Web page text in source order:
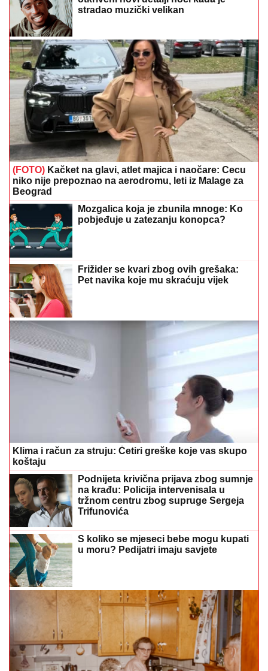
stradao muzički velikan
(FOTO) Kačket na glavi, atlet majica i naočare: Cecu
niko nije prepoznao na aerodromu, leti iz Malage za
Beograd
Mozgalica koja je zbunila mnoge: Ko
pobjeđuje u zatezanju konopca?
Frižider se kvari zbog ovih grešaka:
Pet navika koje mu skraćuju vijek
Klima i račun za struju: Četiri greške koje vas skupo
koštaju
Podnijeta krivična prijava zbog sumnje
na krađu: Policija intervenisala u
tržnom centru zbog supruge Sergeja
Trifunovića
S koliko se mjeseci bebe mogu kupati
u moru? Pedijatri imaju savjete